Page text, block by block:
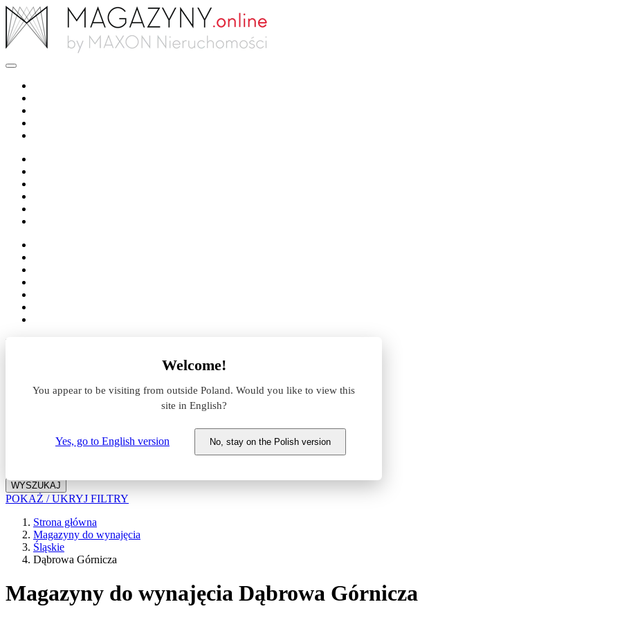
Welcome!
You appear to be visiting from outside Poland. Would you like to view this
site in English?
Yes, go to English version No, stay on the Polish version
Lokalizacja
Nazwa magazynu
WYSZUKAJ
POKAŻ / UKRYJ FILTRY
Strona główna
Magazyny do wynajęcia
Śląskie
Dąbrowa Górnicza
Magazyny do wynajęcia Dąbrowa Górnicza